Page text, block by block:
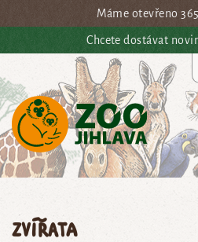
Přejít na hlavní obsahMáme otevřeno
Chcete dostávat
Zvířata